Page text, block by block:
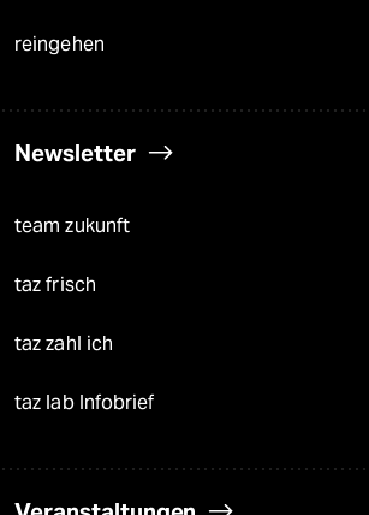
reingehen
Newsletter
team zukunft
taz frisch
taz zahl ich
taz lab Infobrief